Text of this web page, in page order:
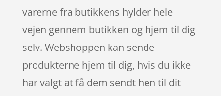
varerne fra butikkens hylder hele
vejen gennem butikken og hjem til dig
selv. Webshoppen kan sende
produkterne hjem til dig, hvis du ikke
har valgt at få dem sendt hen til dit